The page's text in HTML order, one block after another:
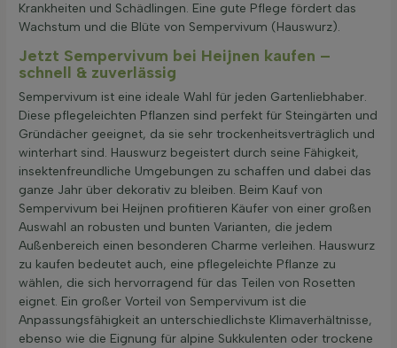
Krankheiten und Schädlingen. Eine gute Pflege fördert das
Wachstum und die Blüte von Sempervivum (Hauswurz).
Jetzt Sempervivum bei Heijnen kaufen –
schnell & zuverlässig
Sempervivum ist eine ideale Wahl für jeden Gartenliebhaber.
Diese pflegeleichten Pflanzen sind perfekt für Steingärten und
Gründächer geeignet, da sie sehr trockenheitsverträglich und
winterhart sind. Hauswurz begeistert durch seine Fähigkeit,
insektenfreundliche Umgebungen zu schaffen und dabei das
ganze Jahr über dekorativ zu bleiben. Beim Kauf von
Sempervivum bei Heijnen profitieren Käufer von einer großen
Auswahl an robusten und bunten Varianten, die jedem
Außenbereich einen besonderen Charme verleihen. Hauswurz
zu kaufen bedeutet auch, eine pflegeleichte Pflanze zu
wählen, die sich hervorragend für das Teilen von Rosetten
eignet. Ein großer Vorteil von Sempervivum ist die
Anpassungsfähigkeit an unterschiedlichste Klimaverhältnisse,
ebenso wie die Eignung für alpine Sukkulenten oder trockene